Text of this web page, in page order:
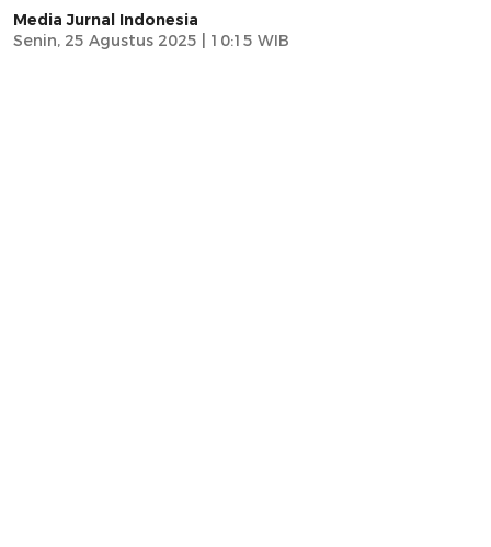
Media Jurnal Indonesia
Senin, 25 Agustus 2025 | 10:15 WIB